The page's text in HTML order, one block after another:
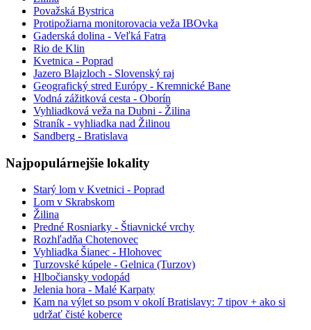
Považská Bystrica
Protipožiarna monitorovacia veža IBOvka
Gaderská dolina - Veľká Fatra
Rio de Klin
Kvetnica - Poprad
Jazero Blajzloch - Slovenský raj
Geografický stred Európy - Kremnické Bane
Vodná zážitková cesta - Oborín
Vyhliadková veža na Dubni - Žilina
Straník - vyhliadka nad Žilinou
Sandberg - Bratislava
Najpopulárnejšie lokality
Starý lom v Kvetnici - Poprad
Lom v Skrabskom
Žilina
Predné Rosniarky - Štiavnické vrchy
Rozhľadňa Chotenovec
Vyhliadka Šianec - Hlohovec
Turzovské kúpele - Gelnica (Turzov)
Hlbočiansky vodopád
Jelenia hora - Malé Karpaty
Kam na výlet so psom v okolí Bratislavy: 7 tipov + ako si
udržať čisté koberce